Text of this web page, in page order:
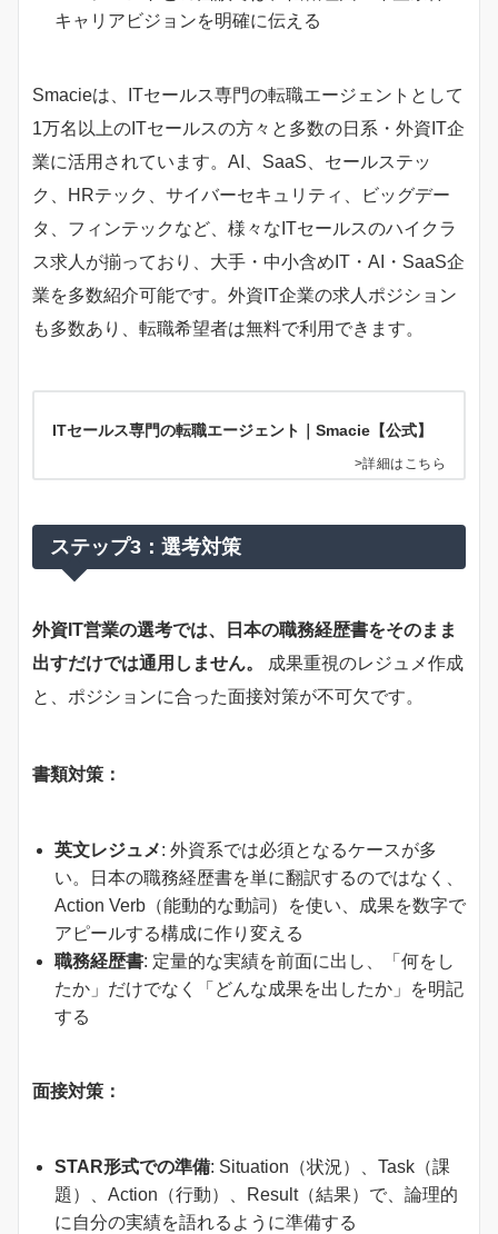
キャリアビジョンを明確に伝える
Smacieは、ITセールス専門の転職エージェントとして
1万名以上のITセールスの方々と多数の日系・外資IT企
業に活用されています。AI、SaaS、セールステッ
ク、HRテック、サイバーセキュリティ、ビッグデー
タ、フィンテックなど、様々なITセールスのハイクラ
ス求人が揃っており、大手・中小含めIT・AI・SaaS企
業を多数紹介可能です。外資IT企業の求人ポジション
も多数あり、転職希望者は無料で利用できます。
ITセールス専門の転職エージェント｜Smacie【公式】
>詳細はこちら
ステップ3：選考対策
外資IT営業の選考では、日本の職務経歴書をそのまま
出すだけでは通用しません。
成果重視のレジュメ作成
と、ポジションに合った面接対策が不可欠です。
書類対策：
英文レジュメ: 外資系では必須となるケースが多
い。日本の職務経歴書を単に翻訳するのではなく、
Action Verb（能動的な動詞）を使い、成果を数字で
アピールする構成に作り変える
職務経歴書: 定量的な実績を前面に出し、「何をし
たか」だけでなく「どんな成果を出したか」を明記
する
面接対策：
STAR形式での準備: Situation（状況）、Task（課
題）、Action（行動）、Result（結果）で、論理的
に自分の実績を語れるように準備する